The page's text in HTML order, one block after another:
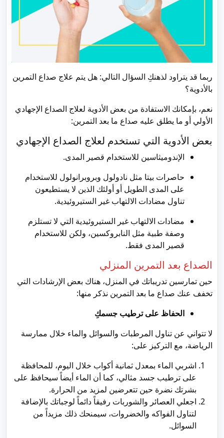
ربما قد يتراود لذهنكِ السؤال التالي: هل يتم علاج صداع التمرين
بالأدوية؟
نعم، بإمكانك الاستفادة من بعض الأدوية لعلاج الصداع الإجهادي
الأولي أو ما يطلق عليه صداع ما بعد التمرين:
بعض الأدوية التي تستخدم لعلاج الصداع الإجهادي
الإندوميثاسين للاستخدام قصير المدى.
حاصرات بيتا مثل نادولول وبروبرانولول للاستخدام
على المدى الطويل أو أولئك الذين لا يستطيعون
تناول مضادات الالتهاب غير الستيروئيدية.
مضادات الالتهاب غير الستيروئيدية التي لا تستلزم
وصفة طبية مثل النابروكسين، ولكن للاستخدام
قصير المدى فقط.
الصداع بعد التمرين المنزلي
حين تمارسين تدريباتك في المنزل، هناك بعض الإرشادات التي
تخفف عنك صداع ما بعد التمرين نذكر منها:
الحفاظ على ترطيب جسمكِ
لا تتواني عن تناول المرطبات والسوائل والماء خلال ممارسة
الرياضة، مع التركيز على:
اشربي الماء بمعدل ثمانية أكواب خلال اليوم، للمحافظة
على ترطيب جسد مثالي، كما أن الماء أيضاً سيحافظ على
بشرتك نضرة حين تتعرضين لمزيد من الحرارة.
اجعلي العصائر والشوربات رفيقاً دائماً لوجباتك بالإضافة
لتناول الفواكه والخضروات، سيمنحك ذلك مزيداً من
السوائل.